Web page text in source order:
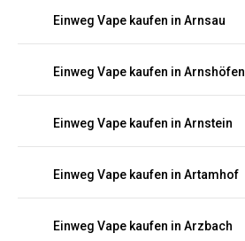
Einweg Vape kaufen in Arnsau
Einweg Vape kaufen in Arnshöfen
Einweg Vape kaufen in Arnstein
Einweg Vape kaufen in Artamhof
Einweg Vape kaufen in Arzbach